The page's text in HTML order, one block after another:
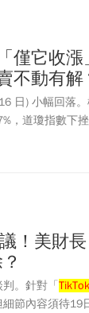
僅它收漲
不動有解
日) 小幅回落
，道瓊指數下
！美財
。針對「 TikTok
節內容須待19